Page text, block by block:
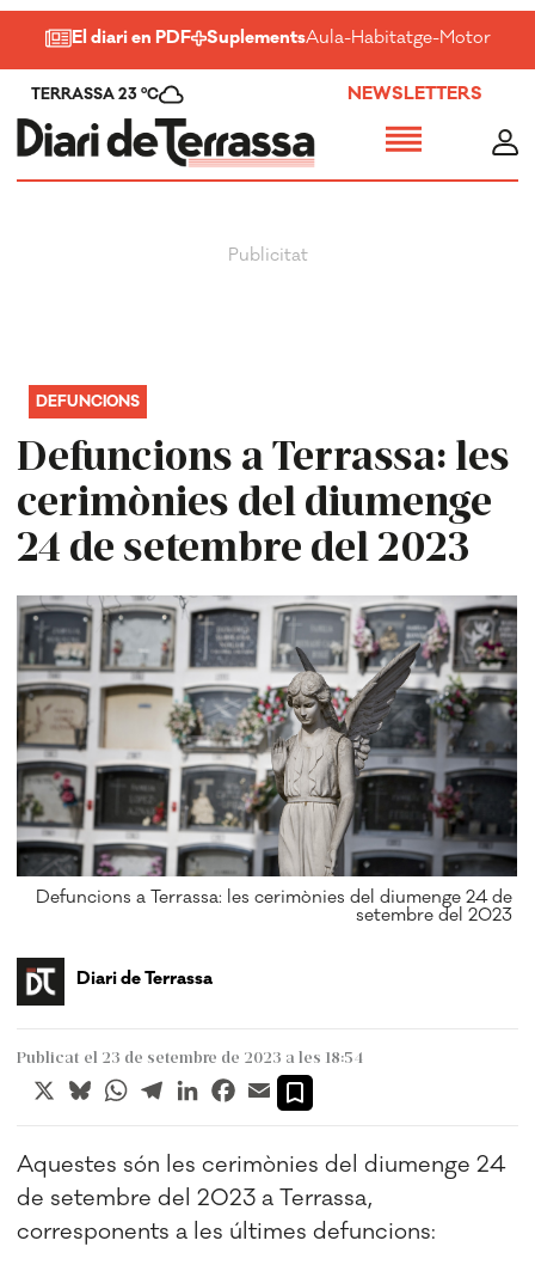
El diari en PDF SuplementsAula-Habitatge-Motor-
TERRASSA 23 ºC NEWSLETTERS
Defuncions a Terrassa: les
cerimònies del diumenge
24 de setembre del 2023
DEFUNCIONS
Defuncions a Terrassa: les cerimònies del diumenge 24 de
setembre del 2023
Diari de Terrassa
Publicat el 23 de setembre de 2023 a les 18:54
X BlueskyWhatsApp
TelegramLinkedInFacebook
Email
Aquestes són les cerimònies del diumenge 24
de setembre del 2023 a Terrassa,
corresponents a les últimes defuncions: